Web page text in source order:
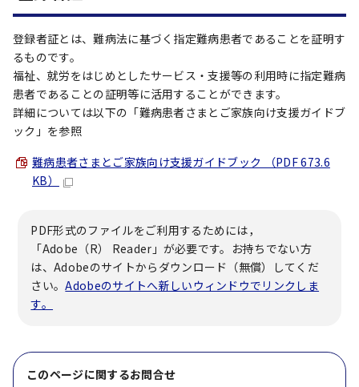
登録者証とは、難病法に基づく指定難病患者であることを証明す
るものです。
福祉、就労をはじめとしたサービス・支援等の利用時に指定難病
患者であることの証明等に活用することができます。
詳細については以下の「難病患者さまとご家族向け支援ガイドブ
ック」を参照
難病患者さまとご家族向け支援ガイドブック （PDF 673.6
KB）
PDF形式のファイルをご利用するためには，
「Adobe（R） Reader」が必要です。お持ちでない方
は、Adobeのサイトからダウンロード（無償）してくだ
さい。Adobeのサイトへ新しいウィンドウでリンクしま
す。
このページに関するお問合せ